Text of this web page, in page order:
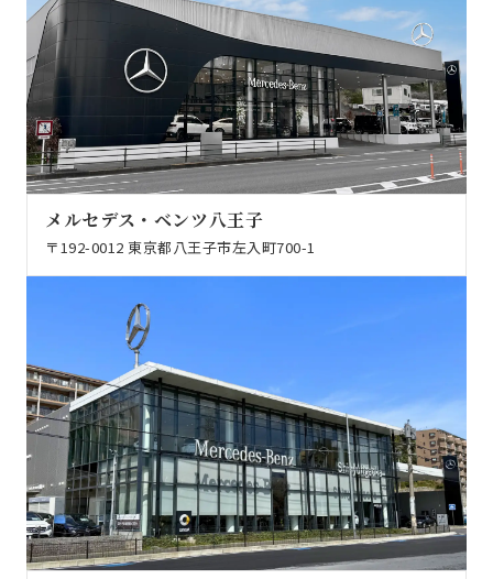
メルセデス・ベンツ八王子
〒192-0012 東京都八王子市左入町700-1